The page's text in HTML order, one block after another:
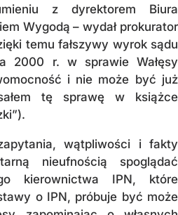
z dyrektorem Biura
Wygodą – wydał prokurator
temu fałszywy wyrok sądu
2000 r. w sprawie Wałęsy
i nie może być już
tę sprawę w książce
wątpliwości i fakty
nieufnością spoglądać
kierownictwa IPN, które
o IPN, próbuje być może